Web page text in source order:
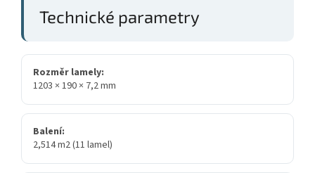
Technické parametry
Rozměr lamely:
1203 × 190 × 7,2 mm
Balení:
2,514 m2 (11 lamel)